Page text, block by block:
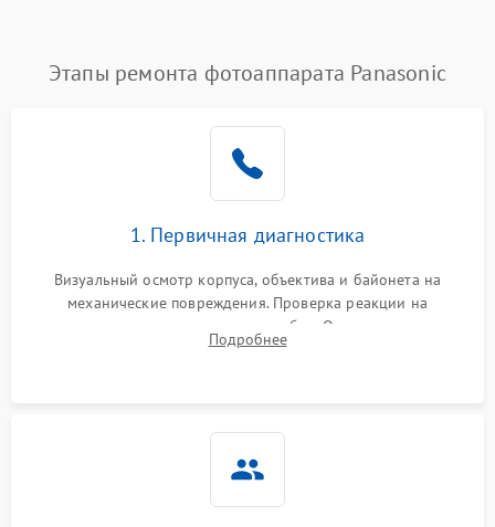
Этапы ремонта фотоаппарата Panasonic
1. Первичная диагностика
Визуальный осмотр корпуса, объектива и байонета на
механические повреждения. Проверка реакции на
включение, считывание кодов ошибок. Оценка состояния
матрицы и затвора, проверка работы автофокуса и вспышки.
Подробнее